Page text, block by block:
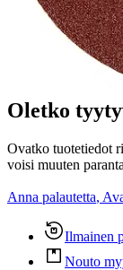
Oletko
Ovatko tuotetiedot
voisi muuten
Anna palautetta,
Ilmainen
Nouto